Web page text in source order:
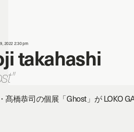
2022 2:30 pmtakahashi
髙橋恭司の個展「Ghost」が LOKO